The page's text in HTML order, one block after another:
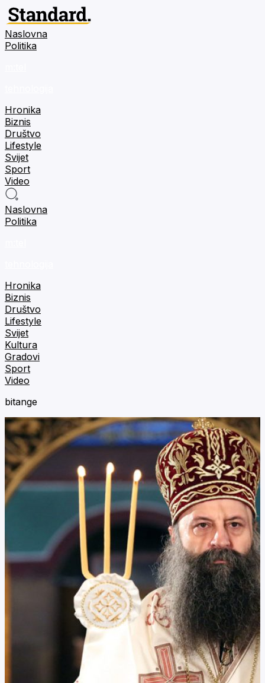
Naslovna
Politika
Hronika
Biznis
Društvo
Lifestyle
Svijet
Sport
Video
Naslovna
Politika
Hronika
Biznis
Društvo
Lifestyle
Svijet
Kultura
Gradovi
Sport
Video
bitange